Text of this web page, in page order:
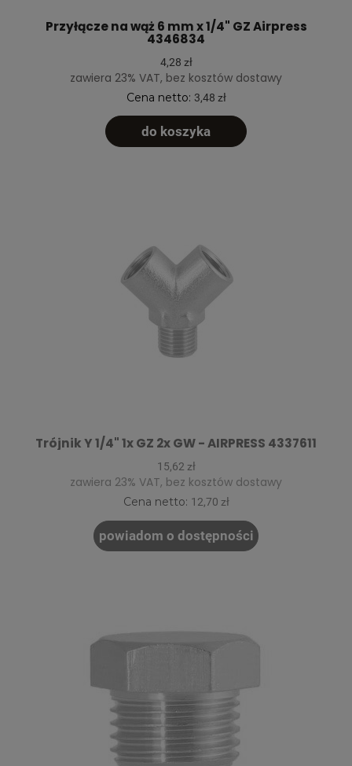
Przyłącze na wąż 6 mm x 1/4" GZ Airpress
4346834
4,28 zł
zawiera 23% VAT, bez kosztów dostawy
Cena netto: 3,48 zł
do koszyka
Trójnik Y 1/4" 1x GZ 2x GW - AIRPRESS 4337611
15,62 zł
zawiera 23% VAT, bez kosztów dostawy
Cena netto: 12,70 zł
powiadom o dostępności